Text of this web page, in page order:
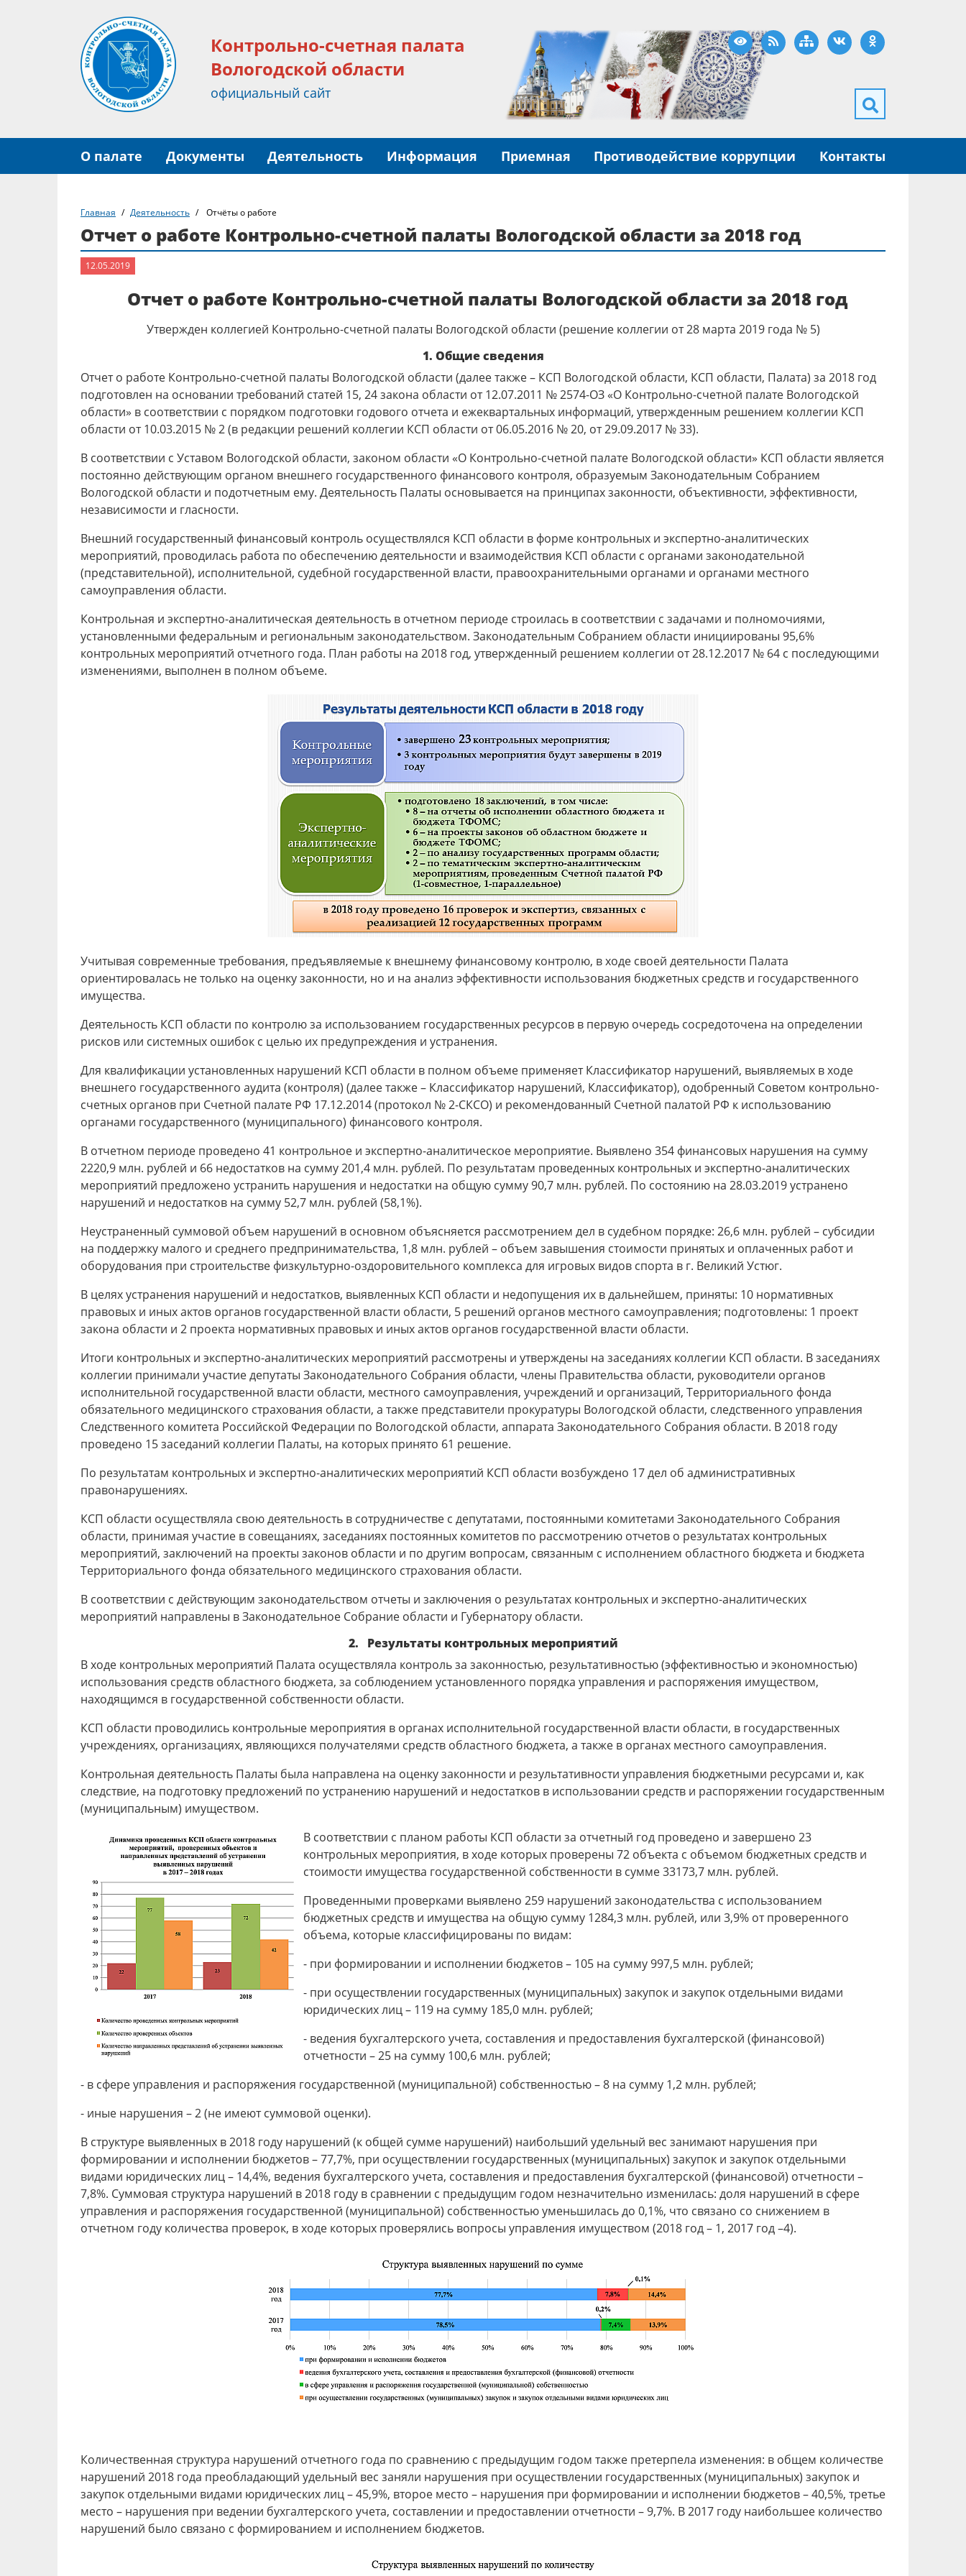
Контрольно-счетная палата
Вологодской области
официальный сайт
Версия для слабовидящих
RSS Карта сайта
ВКонтактеОдноклассники
О палате Документы Деятельность Информация Приемная Противодействие коррупции Контакты
Главная Деятельность Отчёты о работе
Отчет о работе Контрольно-счетной палаты Вологодской области за 2018 год
12.05.2019
Отчет о работе Контрольно-счетной палаты Вологодской области за 2018 год
Утвержден коллегией Контрольно-счетной палаты Вологодской области (решение коллегии от 28 марта 2019 года № 5)
1. Общие сведения
Отчет о работе Контрольно-счетной палаты Вологодской области (далее также – КСП Вологодской области, КСП области, Палата) за 2018 год
подготовлен на основании требований статей 15, 24 закона области от 12.07.2011 № 2574-ОЗ «О Контрольно-счетной палате Вологодской
области» в соответствии с порядком подготовки годового отчета и ежеквартальных информаций, утвержденным решением коллегии КСП
области от 10.03.2015 № 2 (в редакции решений коллегии КСП области от 06.05.2016 № 20, от 29.09.2017 № 33).
В соответствии с Уставом Вологодской области, законом области «О Контрольно-счетной палате Вологодской области» КСП области является
постоянно действующим органом внешнего государственного финансового контроля, образуемым Законодательным Собранием
Вологодской области и подотчетным ему. Деятельность Палаты основывается на принципах законности, объективности, эффективности,
независимости и гласности.
Внешний государственный финансовый контроль осуществлялся КСП области в форме контрольных и экспертно-аналитических
мероприятий, проводилась работа по обеспечению деятельности и взаимодействия КСП области с органами законодательной
(представительной), исполнительной, судебной государственной власти, правоохранительными органами и органами местного
самоуправления области.
Контрольная и экспертно-аналитическая деятельность в отчетном периоде строилась в соответствии с задачами и полномочиями,
установленными федеральным и региональным законодательством. Законодательным Собранием области инициированы 95,6%
контрольных мероприятий отчетного года. План работы на 2018 год, утвержденный решением коллегии от 28.12.2017 № 64 с последующими
изменениями, выполнен в полном объеме.
Учитывая современные требования, предъявляемые к внешнему финансовому контролю, в ходе своей деятельности Палата
ориентировалась не только на оценку законности, но и на анализ эффективности использования бюджетных средств и государственного
имущества.
Деятельность КСП области по контролю за использованием государственных ресурсов в первую очередь сосредоточена на определении
рисков или системных ошибок с целью их предупреждения и устранения.
Для квалификации установленных нарушений КСП области в полном объеме применяет Классификатор нарушений, выявляемых в ходе
внешнего государственного аудита (контроля) (далее также – Классификатор нарушений, Классификатор), одобренный Советом контрольно-
счетных органов при Счетной палате РФ 17.12.2014 (протокол № 2-СКСО) и рекомендованный Счетной палатой РФ к использованию
органами государственного (муниципального) финансового контроля.
В отчетном периоде проведено 41 контрольное и экспертно-аналитическое мероприятие. Выявлено 354 финансовых нарушения на сумму
2220,9 млн. рублей и 66 недостатков на сумму 201,4 млн. рублей. По результатам проведенных контрольных и экспертно-аналитических
мероприятий предложено устранить нарушения и недостатки на общую сумму 90,7 млн. рублей. По состоянию на 28.03.2019 устранено
нарушений и недостатков на сумму 52,7 млн. рублей (58,1%).
Неустраненный суммовой объем нарушений в основном объясняется рассмотрением дел в судебном порядке: 26,6 млн. рублей – субсидии
на поддержку малого и среднего предпринимательства, 1,8 млн. рублей – объем завышения стоимости принятых и оплаченных работ и
оборудования при строительстве физкультурно-оздоровительного комплекса для игровых видов спорта в г. Великий Устюг.
В целях устранения нарушений и недостатков, выявленных КСП области и недопущения их в дальнейшем, приняты: 10 нормативных
правовых и иных актов органов государственной власти области, 5 решений органов местного самоуправления; подготовлены: 1 проект
закона области и 2 проекта нормативных правовых и иных актов органов государственной власти области.
Итоги контрольных и экспертно-аналитических мероприятий рассмотрены и утверждены на заседаниях коллегии КСП области. В заседаниях
коллегии принимали участие депутаты Законодательного Собрания области, члены Правительства области, руководители органов
исполнительной государственной власти области, местного самоуправления, учреждений и организаций, Территориального фонда
обязательного медицинского страхования области, а также представители прокуратуры Вологодской области, следственного управления
Следственного комитета Российской Федерации по Вологодской области, аппарата Законодательного Собрания области. В 2018 году
проведено 15 заседаний коллегии Палаты, на которых принято 61 решение.
По результатам контрольных и экспертно-аналитических мероприятий КСП области возбуждено 17 дел об административных
правонарушениях.
КСП области осуществляла свою деятельность в сотрудничестве с депутатами, постоянными комитетами Законодательного Собрания
области, принимая участие в совещаниях, заседаниях постоянных комитетов по рассмотрению отчетов о результатах контрольных
мероприятий, заключений на проекты законов области и по другим вопросам, связанным с исполнением областного бюджета и бюджета
Территориального фонда обязательного медицинского страхования области.
В соответствии с действующим законодательством отчеты и заключения о результатах контрольных и экспертно-аналитических
мероприятий направлены в Законодательное Собрание области и Губернатору области.
2. Результаты контрольных мероприятий
В ходе контрольных мероприятий Палата осуществляла контроль за законностью, результативностью (эффективностью и экономностью)
использования средств областного бюджета, за соблюдением установленного порядка управления и распоряжения имуществом,
находящимся в государственной собственности области.
КСП области проводились контрольные мероприятия в органах исполнительной государственной власти области, в государственных
учреждениях, организациях, являющихся получателями средств областного бюджета, а также в органах местного самоуправления.
Контрольная деятельность Палаты была направлена на оценку законности и результативности управления бюджетными ресурсами и, как
следствие, на подготовку предложений по устранению нарушений и недостатков в использовании средств и распоряжении государственным
(муниципальным) имуществом.
В соответствии с планом работы КСП области за отчетный год проведено и завершено 23
контрольных мероприятия, в ходе которых проверены 72 объекта с объемом бюджетных средств и
стоимости имущества государственной собственности в сумме 33173,7 млн. рублей.
Проведенными проверками выявлено 259 нарушений законодательства с использованием
бюджетных средств и имущества на общую сумму 1284,3 млн. рублей, или 3,9% от проверенного
объема, которые классифицированы по видам:
- при формировании и исполнении бюджетов – 105 на сумму 997,5 млн. рублей;
- при осуществлении государственных (муниципальных) закупок и закупок отдельными видами
юридических лиц – 119 на сумму 185,0 млн. рублей;
- ведения бухгалтерского учета, составления и предоставления бухгалтерской (финансовой)
отчетности – 25 на сумму 100,6 млн. рублей;
- в сфере управления и распоряжения государственной (муниципальной) собственностью – 8 на сумму 1,2 млн. рублей;
- иные нарушения – 2 (не имеют суммовой оценки).
В структуре выявленных в 2018 году нарушений (к общей сумме нарушений) наибольший удельный вес занимают нарушения при
формировании и исполнении бюджетов – 77,7%, при осуществлении государственных (муниципальных) закупок и закупок отдельными
видами юридических лиц – 14,4%, ведения бухгалтерского учета, составления и предоставления бухгалтерской (финансовой) отчетности –
7,8%. Суммовая структура нарушений в 2018 году в сравнении с предыдущим годом незначительно изменилась: доля нарушений в сфере
управления и распоряжения государственной (муниципальной) собственностью уменьшилась до 0,1%, что связано со снижением в
отчетном году количества проверок, в ходе которых проверялись вопросы управления имуществом (2018 год – 1, 2017 год –4).
Количественная структура нарушений отчетного года по сравнению с предыдущим годом также претерпела изменения: в общем количестве
нарушений 2018 года преобладающий удельный вес заняли нарушения при осуществлении государственных (муниципальных) закупок и
закупок отдельными видами юридических лиц – 45,9%, второе место – нарушения при формировании и исполнении бюджетов – 40,5%, третье
место – нарушения при ведении бухгалтерского учета, составлении и предоставлении отчетности – 9,7%. В 2017 году наибольшее количество
нарушений было связано с формированием и исполнением бюджетов.